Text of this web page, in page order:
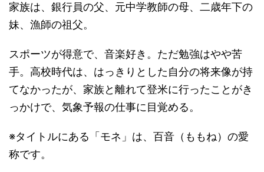
家族は、銀行員の父、元中学教師の母、二歳年下の
妹、漁師の祖父。
スポーツが得意で、音楽好き。ただ勉強はやや苦
手。高校時代は、はっきりとした自分の将来像が持
てなかったが、家族と離れて登米に行ったことがき
っかけで、気象予報の仕事に目覚める。
※タイトルにある「モネ」は、百音（ももね）の愛
称です。